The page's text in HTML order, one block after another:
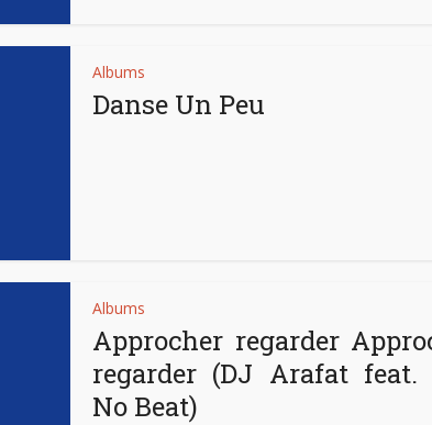
Albums
Danse Un Peu
Albums
Approcher regarder
regarder (DJ Arafat
No Beat)